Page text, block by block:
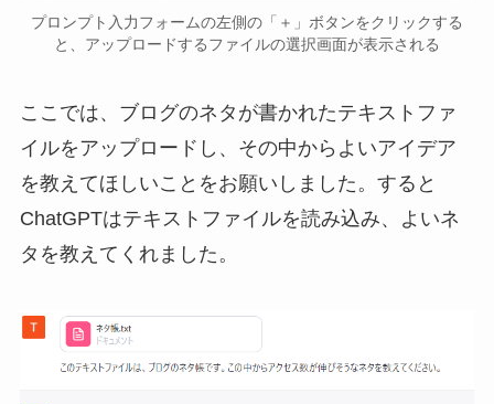
プロンプト入力フォームの左側の「＋」ボタンをクリックする
と、アップロードするファイルの選択画面が表示される
ここでは、ブログのネタが書かれたテキストファ
イルをアップロードし、その中からよいアイデア
を教えてほしいことをお願いしました。すると
ChatGPTはテキストファイルを読み込み、よいネ
タを教えてくれました。